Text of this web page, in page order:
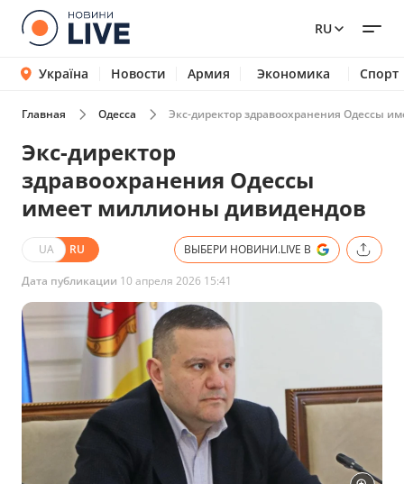
RU
Україна Новости Армия Экономика Спорт
Главная Одесса Экс-директор здравоохранения Одессы
Экс-директор
здравоохранения Одессы
имеет миллионы дивидендов
UA RU ВЫБЕРИ НОВИНИ.LIVE В
Дата публикации 10 апреля 2026 15:41